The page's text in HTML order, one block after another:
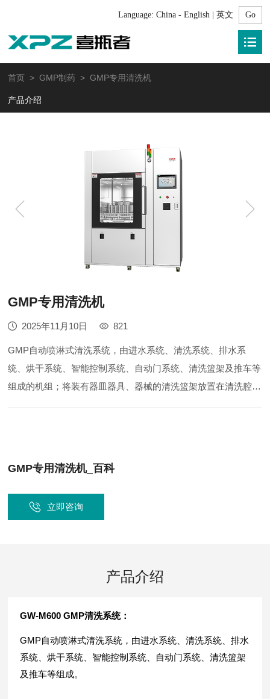
Language: China - English | 英文
首页 >GMP制药 > GMP专用清洗机
产品介绍
GMP专用清洗机
2025年11月10日 821
GMP自动喷淋式清洗系统，由进水系统、清洗系统、排水系
统、烘干系统、智能控制系统、自动门系统、清洗篮架及推车等
组成的机组；将装有器皿器具、器械的清洗篮架放置在清洗腔内
GMP专用清洗机_百科
立即咨询
产品介绍
GW-M600 GMP清洗系统：
GMP自动喷淋式清洗系统，由进水系统、清洗系统、排水
系统、烘干系统、智能控制系统、自动门系统、清洗篮架
及推车等组成。